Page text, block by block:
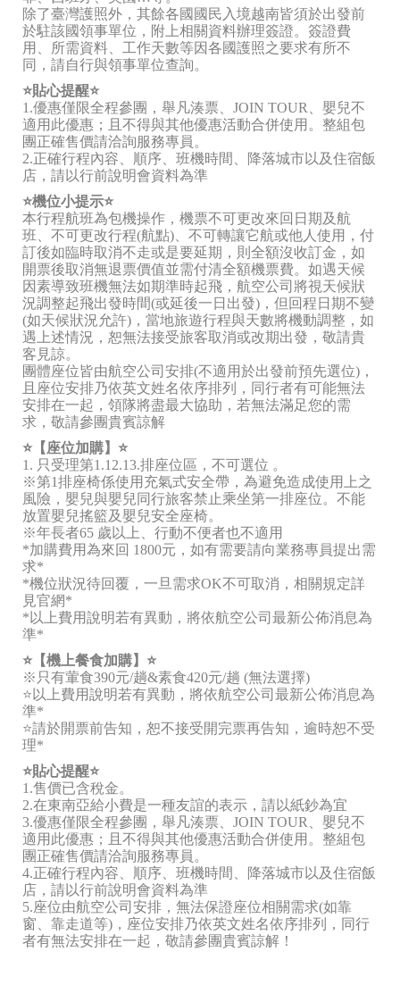
除了臺灣護照外，其餘各國國民入境越南皆須於出發前
於駐該國領事單位，附上相關資料辦理簽證。簽證費
用、所需資料、工作天數等因各國護照之要求有所不
同，請自行與領事單位查詢。
⭐️貼心提醒⭐️
1.優惠僅限全程參團，舉凡湊票、JOIN TOUR、嬰兒不
適用此優惠；且不得與其他優惠活動合併使用。整組包
團正確售價請洽詢服務專員。
2.正確行程內容、順序、班機時間、降落城市以及住宿飯
店，請以行前說明會資料為準
⭐️機位小提示⭐️
本行程航班為包機操作，機票不可更改來回日期及航
班、不可更改行程(航點)、不可轉讓它航或他人使用，付
訂後如臨時取消不走或是要延期，則全額沒收訂金，如
開票後取消無退票價值並需付清全額機票費。如遇天候
因素導致班機無法如期準時起飛，航空公司將視天候狀
況調整起飛出發時間(或延後一日出發)，但回程日期不變
(如天候狀況允許)，當地旅遊行程與天數將機動調整，如
遇上述情況，恕無法接受旅客取消或改期出發，敬請貴
客見諒。
團體座位皆由航空公司安排(不適用於出發前預先選位)，
且座位安排乃依英文姓名依序排列，同行者有可能無法
安排在一起，領隊將盡最大協助，若無法滿足您的需
求，敬請參團貴賓諒解
⭐️【座位加購】⭐️
1. 只受理第1.12.13.排座位區，不可選位 。
※第1排座椅係使用充氣式安全帶，為避免造成使用上之
風險，嬰兒與嬰兒同行旅客禁止乘坐第一排座位。不能
放置嬰兒搖籃及嬰兒安全座椅。
※年長者65 歲以上、行動不便者也不適用
*加購費用為來回 1800元，如有需要請向業務專員提出需
求*
*機位狀況待回覆，一旦需求OK不可取消，相關規定詳
見官網*
*以上費用說明若有異動，將依航空公司最新公佈消息為
準*
⭐️【機上餐食加購】⭐️
※只有葷食390元/趟&素食420元/趟 (無法選擇)
⭐️以上費用說明若有異動，將依航空公司最新公佈消息為
準*
⭐️請於開票前告知，恕不接受開完票再告知，逾時恕不受
理*
⭐️貼心提醒⭐️
1.售價已含稅金。
2.在東南亞給小費是一種友誼的表示，請以紙鈔為宜
3.優惠僅限全程參團，舉凡湊票、JOIN TOUR、嬰兒不
適用此優惠；且不得與其他優惠活動合併使用。整組包
團正確售價請洽詢服務專員。
4.正確行程內容、順序、班機時間、降落城市以及住宿飯
店，請以行前說明會資料為準
5.座位由航空公司安排，無法保證座位相關需求(如靠
窗、靠走道等)，座位安排乃依英文姓名依序排列，同行
者有無法安排在一起，敬請參團貴賓諒解！